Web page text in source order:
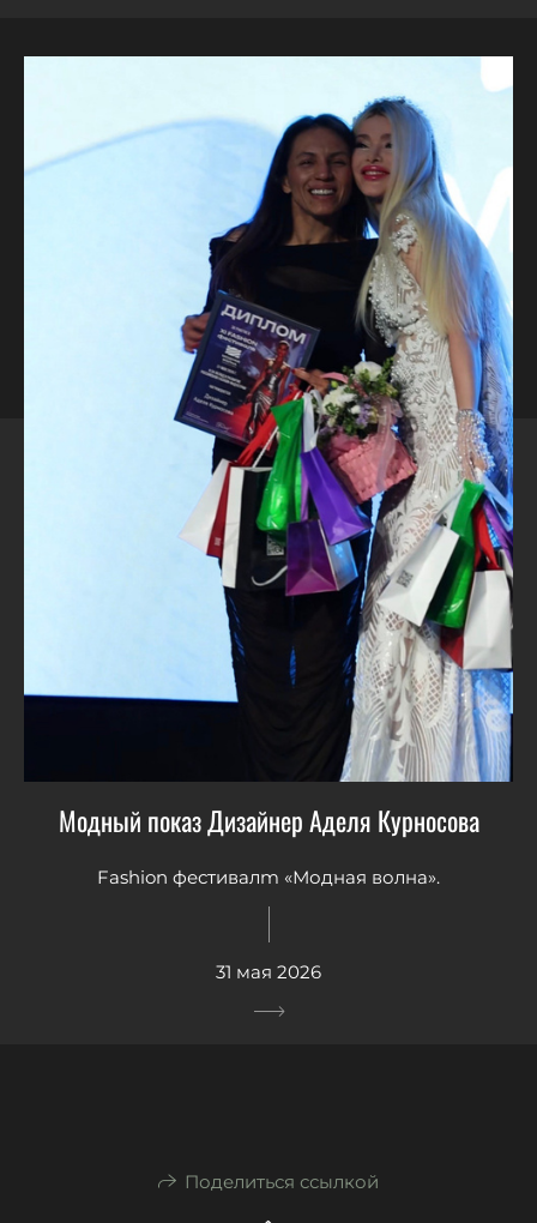
Модный показ Дизайнер Аделя Курносова
Fashion фестивалm «Модная волна».
31 мая 2026
Поделиться ссылкой